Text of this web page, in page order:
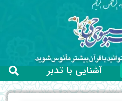
آشنایی با تدبر